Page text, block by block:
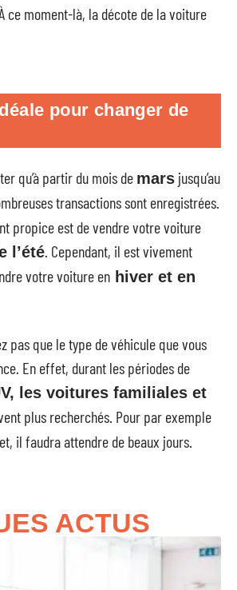
ce moment-là, la décote de la voiture
pour changer de
qu’à partir du mois de mars jusqu’au
transactions sont enregistrées.
propice est de vendre votre voiture
l’été. Cependant, il est vivement
votre voiture en hiver et en
pas que le type de véhicule que vous
En effet, durant les périodes de
les voitures familiales et
plus recherchés. Pour par exemple
il faudra attendre de beaux jours.
ACTUS